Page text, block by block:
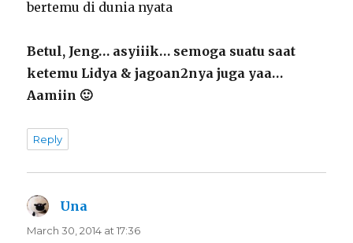
bertemu di dunia nyata
Betul, Jeng… asyiiik… semoga suatu saat
ketemu Lidya & jagoan2nya juga yaa…
Aamiin 🙂
Reply
Una
March 30, 2014 at 17:36